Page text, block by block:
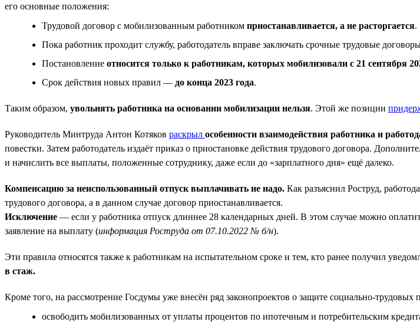
его основные положения:
Трудовой договор с мобилизованным работником приостанавливается, а не расторгается.
Пока работник проходит службу, работодатель вправе заключать срочные трудовые
Постановление относится только к работникам, которых мобилизовали с 21 сентября
Срок действия новых правил — до конца 2023 года.
Таким образом, увольнять работника на основании мобилизации нельзя. Этой же позиции
Руководитель Минтруда Антон Котяков раскрыл особенности взаимодействия работника и
повестки. Затем работодатель издаёт приказ о приостановке действия трудового договора.
и начислить все выплаты, положенные сотруднику, даже если до «зарплатного дня» ещё далеко.
Компенсацию за неиспользованный отпуск выплачивать не надо. Как разъяснил Роструд,
трудового договора, а в данном случае договор приостанавливается.
Исключение — если у работника отпуск длиннее 28 календарных дней. В этом случае можно
заявление на выплату (информация Роструда от 07.10.2022 № б/н).
Эти правила относятся также к работникам на испытательном сроке и тем, кто ранее получил
в стаж.
Кроме того, на рассмотрение Госдумы уже внесён ряд законопроектов о защите социально-
освободить мобилизованных от уплаты процентов по ипотечным и потребительским